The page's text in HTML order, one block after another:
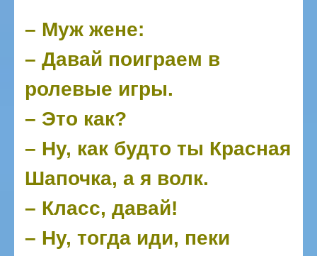
– Муж жене:
– Давай поиграем в
ролевые игры.
– Это как?
– Ну, как будто ты Красная
Шапочка, а я волк.
– Класс, давай!
– Ну, тогда иди, пеки